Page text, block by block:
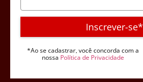
Inscrever-se*
*Ao se cadastrar, você concorda com a
nossa Política de Privacidade